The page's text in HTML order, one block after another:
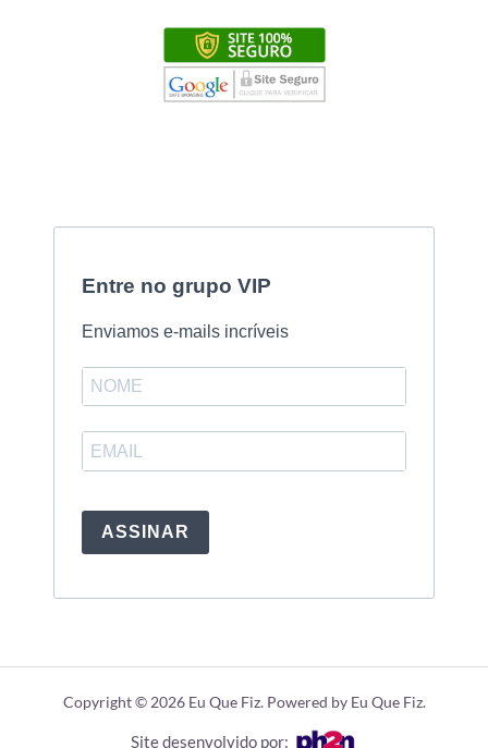
Entre no grupo VIP
Enviamos e-mails incríveis
ASSINAR
Copyright © 2026 Eu Que Fiz. Powered by Eu Que Fiz.
Site desenvolvido por: